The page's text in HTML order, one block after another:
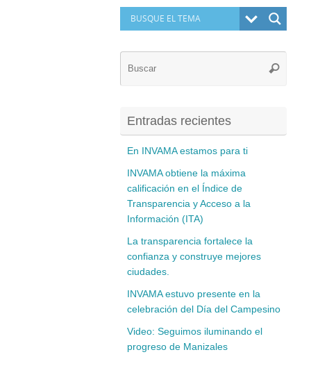
Buscar
Entradas recientes
En INVAMA estamos para ti
INVAMA obtiene la máxima
calificación en el Índice de
Transparencia y Acceso a la
Información (ITA)
La transparencia fortalece la
confianza y construye mejores
ciudades.
INVAMA estuvo presente en la
celebración del Día del Campesino
Video: Seguimos iluminando el
progreso de Manizales